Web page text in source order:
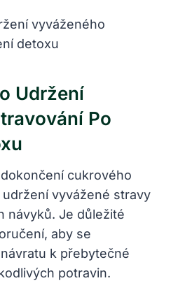
Udržení
Po
cukrového
vyvážené stravy
návyků. Je důležité
aby se
k přebytečné
potravin.